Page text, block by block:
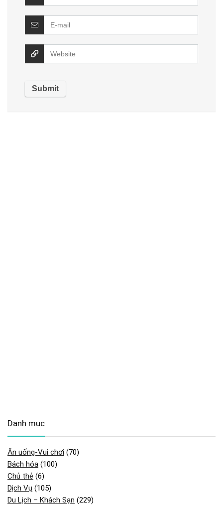
Danh mục
Ăn uống-Vui chơi (70)
Bách hóa (100)
Chủ thẻ (6)
Dịch Vụ (105)
Du Lịch – Khách Sạn (229)